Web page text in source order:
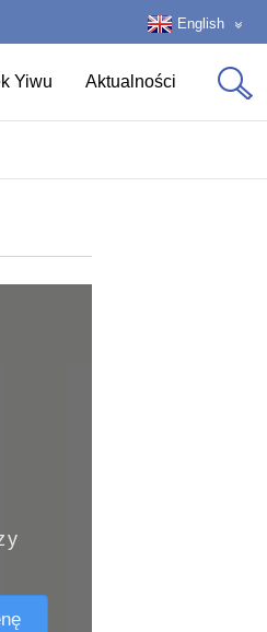
English
Yiwu Aktualności